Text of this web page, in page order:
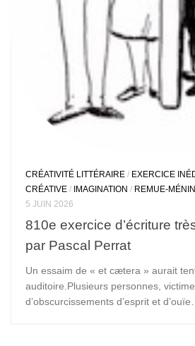
CRÉATIVITÉ LITTÉRAIRE / EXERCICE
CRÉATIVE / IMAGINATION / REMUE-
5 JUIN 2026
810e exercice d’écriture
par Pascal Perrat
Un essaim de « et cætera » aurait
auditoire.Plusieurs personnes,
d’obscurcissements d’esprit et